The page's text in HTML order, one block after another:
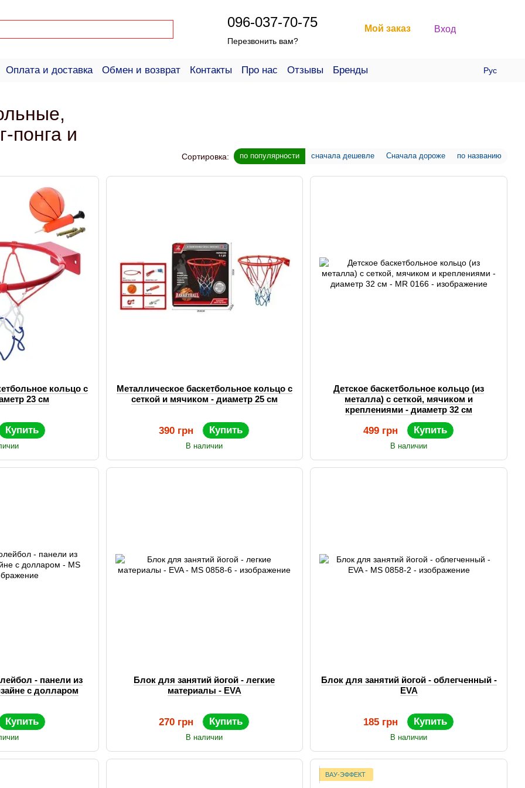
096-037-70-75
Перезвонить вам?
Мой заказ Вход
Оплата и доставка Обмен и возврат Контакты Про нас Отзывы
Бренды
Рус
понга и
Сортировка: по популярности сначала дешевле Сначала дороже по названию
кольцо с
23 см
Купить
Металлическое баскетбольное кольцо с
сеткой и мячиком - диаметр 25 см
390 грн Купить
В наличии
Детское баскетбольное кольцо (из
металла) с сеткой, мячиком и
креплениями - диаметр 32 см
499 грн Купить
В наличии
- панели из
с долларом
Купить
Блок для занятий йогой - легкие
материалы - EVA
270 грн Купить
В наличии
Блок для занятий йогой - облегченный -
EVA
185 грн Купить
В наличии
ВАУ-ЭФФЕКТ